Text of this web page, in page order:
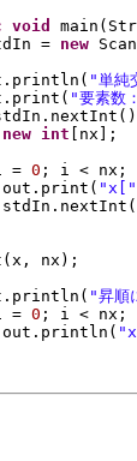
void main (
= new
( "単純
( "要素数
()
new int nx
;
= 0 ; i < nx;
( "x["
stdIn.nextInt
( x, nx )
( "昇順
= 0 ; i < nx;
(